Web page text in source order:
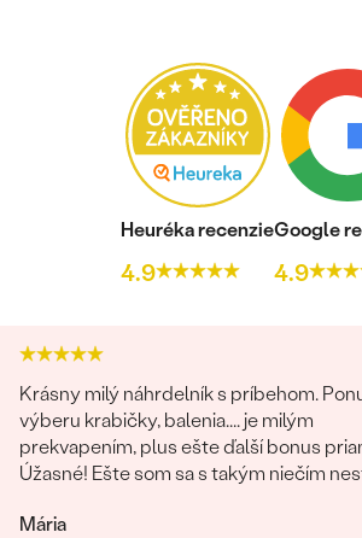
Vytvorený
Heuréka recenzie
4.9
Google
4.9
Krásny milý náhrdelník s príbehom.
výberu krabičky, balenia.... je milým
prekvapením, plus ešte ďalší bonus
Úžasné! Ešte som sa s takým niečím
Mária